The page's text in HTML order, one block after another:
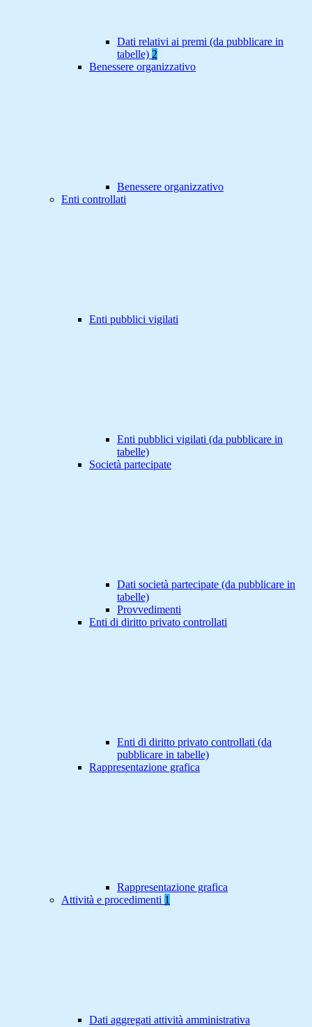
Dati relativi ai premi (da pubblicare in
tabelle) 2
Benessere organizzativo
Benessere organizzativo
Enti controllati
Enti pubblici vigilati
Enti pubblici vigilati (da pubblicare in
tabelle)
Società partecipate
Dati società partecipate (da pubblicare in
tabelle)
Provvedimenti
Enti di diritto privato controllati
Enti di diritto privato controllati (da
pubblicare in tabelle)
Rappresentazione grafica
Rappresentazione grafica
Attività e procedimenti 1
Dati aggregati attività amministrativa